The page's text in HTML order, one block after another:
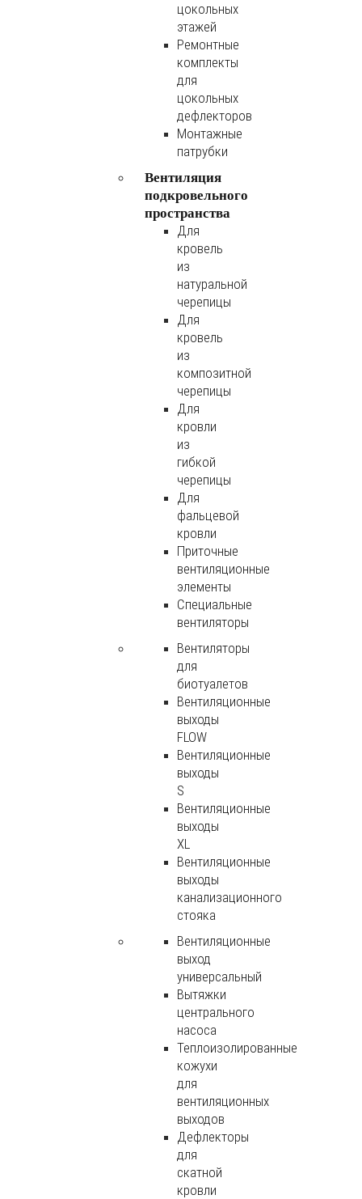
цокольных
этажей
Ремонтные
комплекты
для
цокольных
дефлекторов
Монтажные
патрубки
Вентиляция
подкровельного
пространства
Для
кровель
из
натуральной
черепицы
Для
кровель
из
композитной
черепицы
Для
кровли
из
гибкой
черепицы
Для
фальцевой
кровли
Приточные
вентиляционные
элементы
Специальные
вентиляторы
Вентиляторы
для
биотуалетов
Вентиляционные
выходы
FLOW
Вентиляционные
выходы
S
Вентиляционные
выходы
XL
Вентиляционные
выходы
канализационного
стояка
Вентиляционные
выход
универсальный
Вытяжки
центрального
насоса
Теплоизолированные
кожухи
для
вентиляционных
выходов
Дефлекторы
для
скатной
кровли